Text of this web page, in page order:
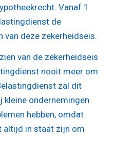
Vanaf 1
de
deze zekerheidseis.
van de zekerheidseis
nooit meer om
zal dit
kleine ondernemingen
hebben, omdat
altijd in staat zijn om